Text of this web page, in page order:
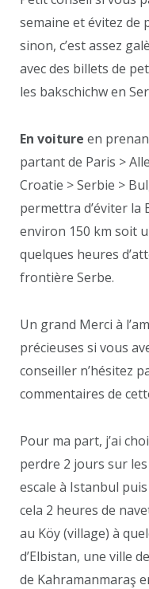
semaine et évitez de
sinon, c’est assez
avec des billets de
les bakschichw en
En voiture en
partant de Paris >
Croatie > Serbie >
permettra d’éviter
environ 150 km soit
quelques heures
frontière Serbe.
Un grand Merci à
précieuses si vous
conseiller n’hésitez
commentaires de
Pour ma part, j’ai
perdre 2 jours sur
escale à Istanbul
cela 2 heures de
au Köy (village) à
d’Elbistan, une ville
de Kahramanmaraş